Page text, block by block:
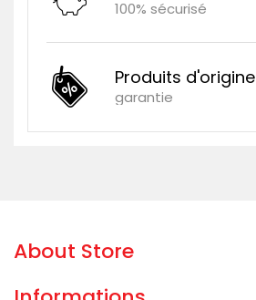
100% sécurisé
Produits d'origine
garantie
About Store